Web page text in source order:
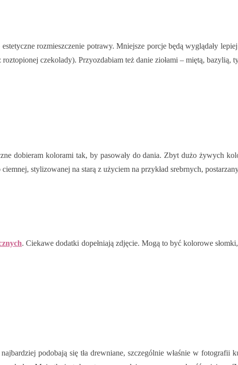
rozmieszczenie potrawy. Mniejsze porcje będą wyglądały
czekolady). Przyozdabiam też danie ziołami – miętą, bazylią,
dobieram kolorami tak, by pasowały do dania. Zbyt dużo żywych
stylizowanej na starą z użyciem na przykład srebrnych,
. Ciekawe dodatki dopełniają zdjęcie. Mogą to być kolorowe
podobają się tła drewniane, szczególnie właśnie w fotografii